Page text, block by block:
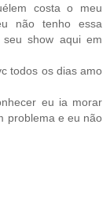
costa o meu
não tenho essa
show aqui em
todos os dias amo
eu ia morar
problema e eu não